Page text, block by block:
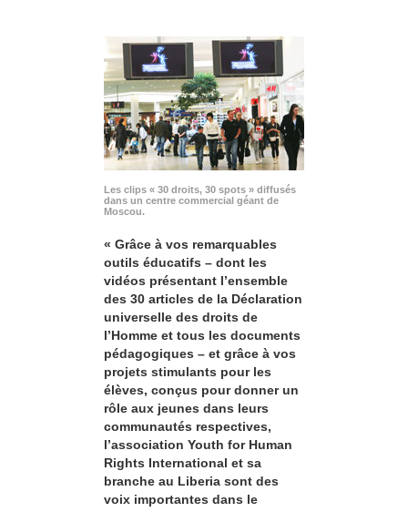
Les clips « 30 droits, 30 spots » diffusés
dans un centre commercial géant de
Moscou.
« Grâce à vos remarquables
outils éducatifs – dont les
vidéos présentant l’ensemble
des 30 articles de la Déclaration
universelle des droits de
l’Homme et tous les documents
pédagogiques – et grâce à vos
projets stimulants pour les
élèves, conçus pour donner un
rôle aux jeunes dans leurs
communautés respectives,
l’association Youth for Human
Rights International et sa
branche au Liberia sont des
voix importantes dans le